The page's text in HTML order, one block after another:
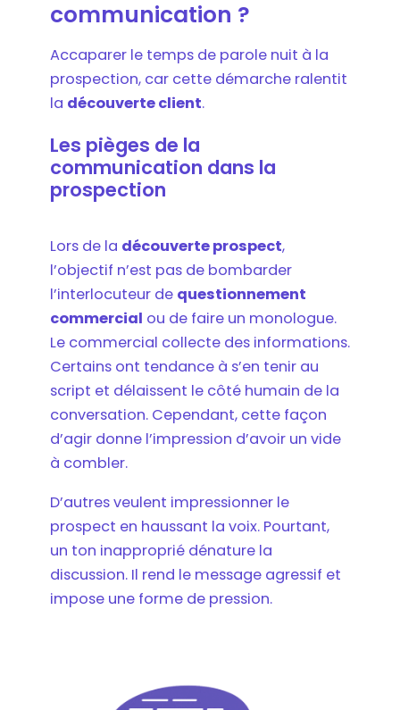
communication ?
Accaparer le temps de parole nuit à la
prospection, car cette démarche ralentit
la découverte client.
Les pièges de la
communication dans la
prospection
Lors de la découverte prospect,
l’objectif n’est pas de bombarder
l’interlocuteur de questionnement
commercial ou de faire un monologue.
Le commercial collecte des informations.
Certains ont tendance à s’en tenir au
script et délaissent le côté humain de la
conversation. Cependant, cette façon
d’agir donne l’impression d’avoir un vide
à combler.
D’autres veulent impressionner le
prospect en haussant la voix. Pourtant,
un ton inapproprié dénature la
discussion. Il rend le message agressif et
impose une forme de pression.